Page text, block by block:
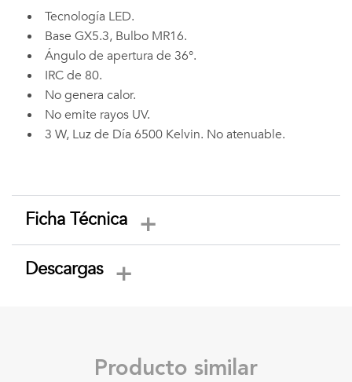
Tecnología LED.
Base GX5.3, Bulbo MR16.
Ángulo de apertura de 36°.
IRC de 80.
No genera calor.
No emite rayos UV.
3 W, Luz de Día 6500 Kelvin. No atenuable.
Ficha Técnica
Descargas
Producto similar